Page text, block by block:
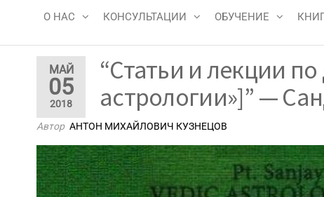
О НАС КОНСУЛЬТАЦИИ ОБУЧЕНИЕ
МАЙ
05
2018
“Статьи и лекции
астрологии»]” —
Автор АНТОН МИХАЙЛОВИЧ КУЗНЕЦОВ